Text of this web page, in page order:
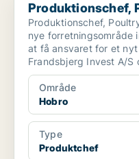
Produktionschef,
Produktionschef,
nye forretningsområde
at få ansvaret for et
Frandsbjerg Invest A/
Område
Hobro
Type
Produktchef